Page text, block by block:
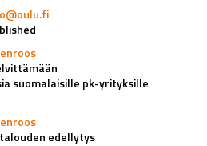
suomalaisille pk-yrityksille
edellytys